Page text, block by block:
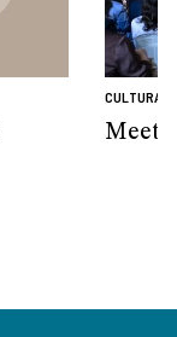
CULTURA